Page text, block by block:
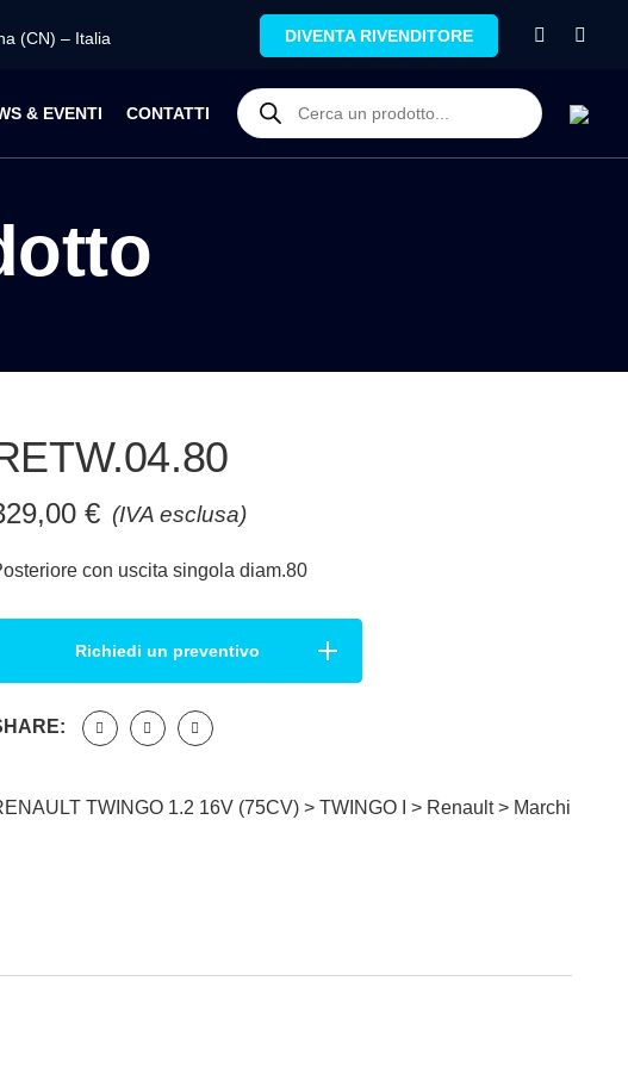
(CN) – Italia DIVENTA RIVENDITORE
& EVENTI CONTATTI
(IVA esclusa)
€
con uscita singola diam.80
Richiedi un preventivo
TWINGO 1.2 16V (75CV) > TWINGO I > Renault> Marchi